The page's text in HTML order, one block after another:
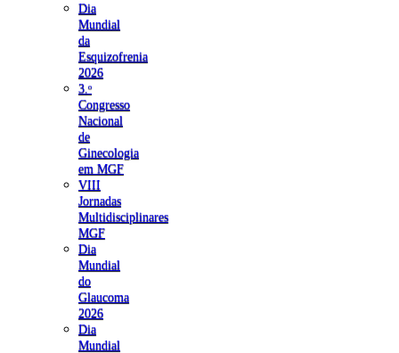
Dia
Mundial
da
Esquizofrenia
2026
3.ᵒ
Congresso
Nacional
de
Ginecologia
em MGF
VIII
Jornadas
Multidisciplinares
MGF
Dia
Mundial
do
Glaucoma
2026
Dia
Mundial